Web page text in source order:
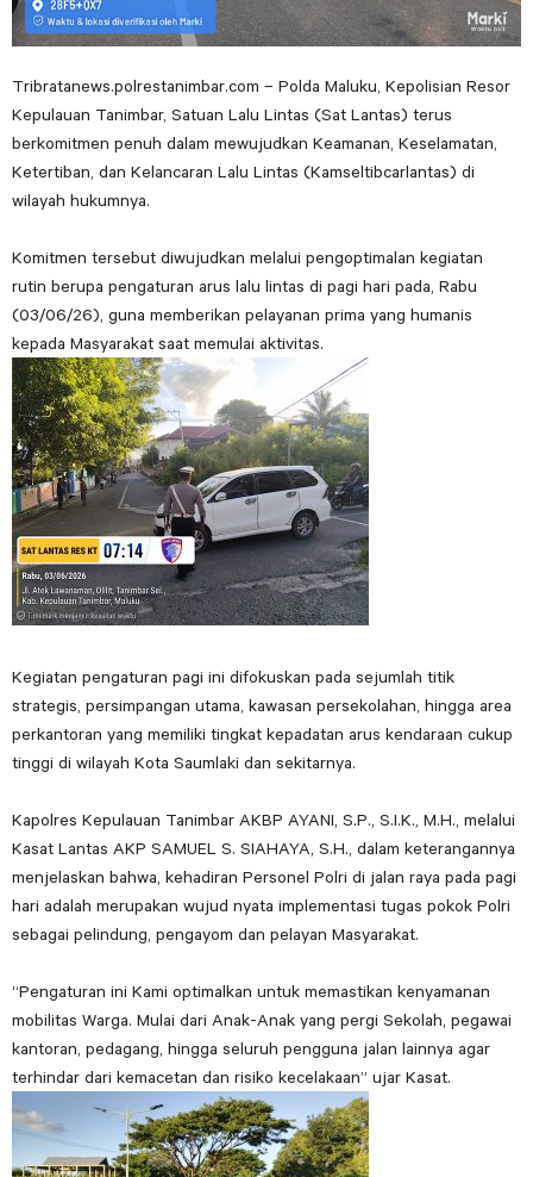
Tribratanews.polrestanimbar.com – Polda Maluku, Kepolisian Resor
Kepulauan Tanimbar, Satuan Lalu Lintas (Sat Lantas) terus
berkomitmen penuh dalam mewujudkan Keamanan, Keselamatan,
Ketertiban, dan Kelancaran Lalu Lintas (Kamseltibcarlantas) di
wilayah hukumnya.
Komitmen tersebut diwujudkan melalui pengoptimalan kegiatan
rutin berupa pengaturan arus lalu lintas di pagi hari pada, Rabu
(03/06/26), guna memberikan pelayanan prima yang humanis
kepada Masyarakat saat memulai aktivitas.
Kegiatan pengaturan pagi ini difokuskan pada sejumlah titik
strategis, persimpangan utama, kawasan persekolahan, hingga area
perkantoran yang memiliki tingkat kepadatan arus kendaraan cukup
tinggi di wilayah Kota Saumlaki dan sekitarnya.
Kapolres Kepulauan Tanimbar AKBP AYANI, S.P., S.I.K., M.H., melalui
Kasat Lantas AKP SAMUEL S. SIAHAYA, S.H., dalam keterangannya
menjelaskan bahwa, kehadiran Personel Polri di jalan raya pada pagi
hari adalah merupakan wujud nyata implementasi tugas pokok Polri
sebagai pelindung, pengayom dan pelayan Masyarakat.
“Pengaturan ini Kami optimalkan untuk memastikan kenyamanan
mobilitas Warga. Mulai dari Anak-Anak yang pergi Sekolah, pegawai
kantoran, pedagang, hingga seluruh pengguna jalan lainnya agar
terhindar dari kemacetan dan risiko kecelakaan” ujar Kasat.